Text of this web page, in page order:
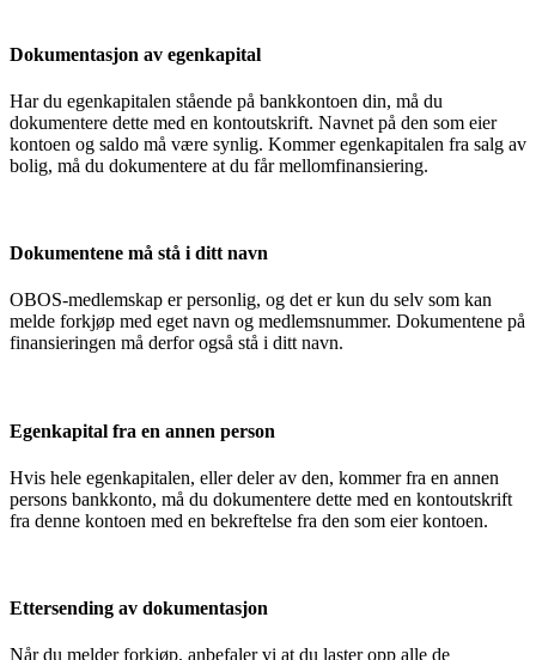
Dokumentasjon av egenkapital
Har du egenkapitalen stående på bankkontoen din, må du
dokumentere dette med en kontoutskrift. Navnet på den som eier
kontoen og saldo må være synlig. Kommer egenkapitalen fra salg av
bolig, må du dokumentere at du får mellomfinansiering.
Dokumentene må stå i ditt navn
OBOS-medlemskap er personlig, og det er kun du selv som kan
melde forkjøp med eget navn og medlemsnummer. Dokumentene på
finansieringen må derfor også stå i ditt navn.
Egenkapital fra en annen person
Hvis hele egenkapitalen, eller deler av den, kommer fra en annen
persons bankkonto, må du dokumentere dette med en kontoutskrift
fra denne kontoen med en bekreftelse fra den som eier kontoen.
Ettersending av dokumentasjon
Når du melder forkjøp, anbefaler vi at du laster opp alle de